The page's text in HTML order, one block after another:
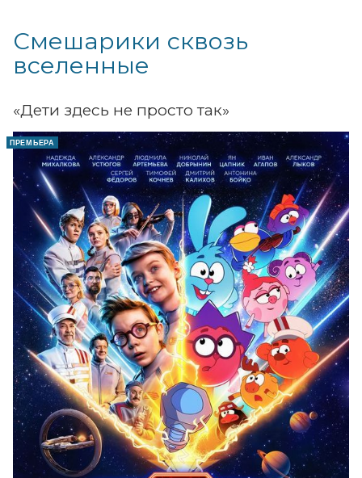
Смешарики сквозь
вселенные
«Дети здесь не просто так»
ПРЕМЬЕРА